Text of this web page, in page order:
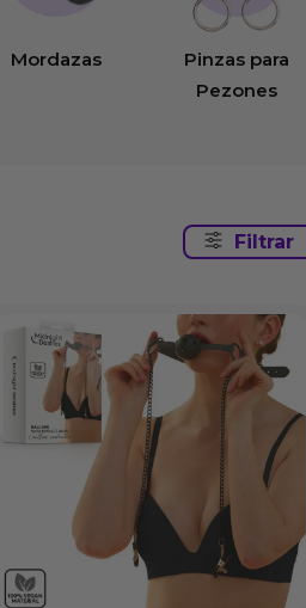
Mordazas
Pinzas para
Pezones
Filtrar